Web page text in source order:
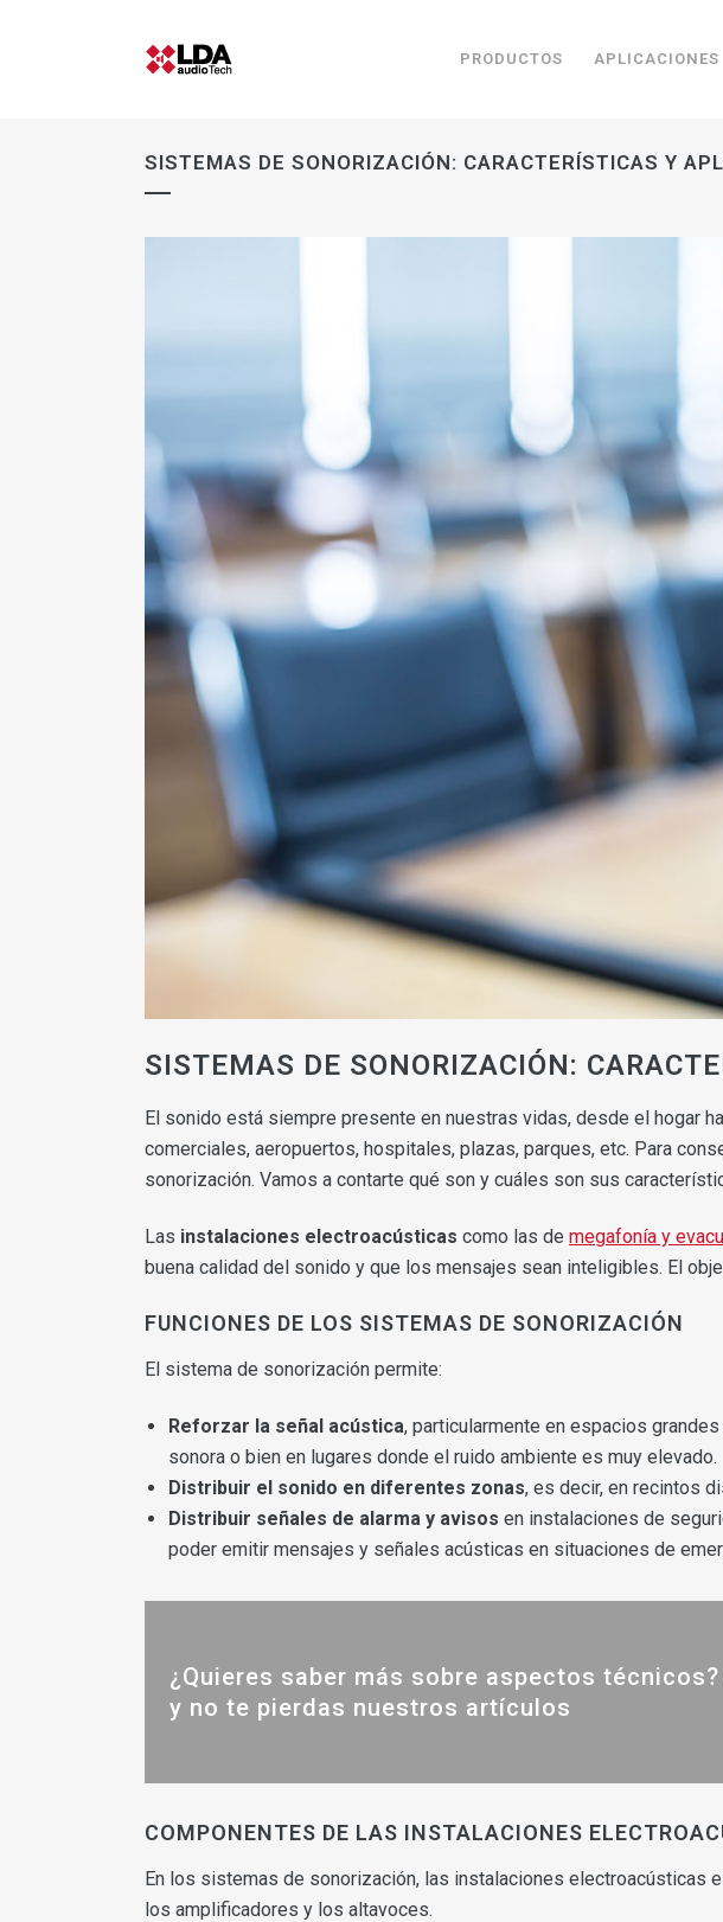
PRODUCTOS APLICACIONES
SISTEMAS DE SONORIZACIÓN: CARACTERÍSTICAS Y
SISTEMAS DE SONORIZACIÓN:
El sonido está siempre presente en nuestras vidas, desde el hogar
comerciales, aeropuertos, hospitales, plazas, parques, etc. Para
sonorización. Vamos a contarte qué son y cuáles son sus
Las instalaciones electroacústicas como las de megafonía y
buena calidad del sonido y que los mensajes sean inteligibles. El
FUNCIONES DE LOS SISTEMAS DE SONORIZACIÓN
El sistema de sonorización permite:
Reforzar la señal acústica, particularmente en espacios
sonora o bien en lugares donde el ruido ambiente es muy elevado.
Distribuir el sonido en diferentes zonas, es decir, en recintos
Distribuir señales de alarma y avisos en instalaciones de
poder emitir mensajes y señales acústicas en situaciones de
¿Quieres saber más sobre aspectos
y no te pierdas nuestros artículos
COMPONENTES DE LAS INSTALACIONES
En los sistemas de sonorización, las instalaciones electroacústicas
los amplificadores y los altavoces.